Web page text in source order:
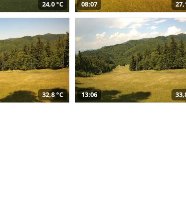
24,0 °C 08:07
32,8 °C 13:06